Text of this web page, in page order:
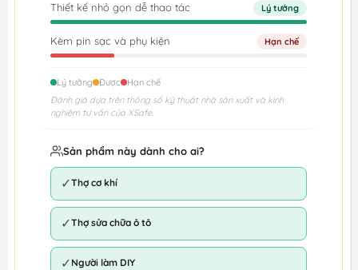
Thiết kế nhỏ gọn dễ thao tác Lý tưởng
Kèm pin sạc và phụ kiện Hạn chế
Lý tưởng Được
Hạn chế
Đánh giá dựa trên thông số kỹ thuật nhà sản xuất và kinh
nghiệm tư vấn của XSafe.
Sản phẩm này dành cho ai?
✓Thợ cơ khí
✓Thợ sửa chữa ô tô
✓ Người làm DIY